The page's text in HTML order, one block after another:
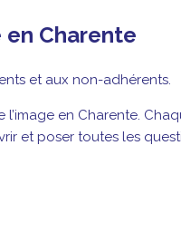
Charente
et aux non-adhérents.
en Charente.
et poser toutes les